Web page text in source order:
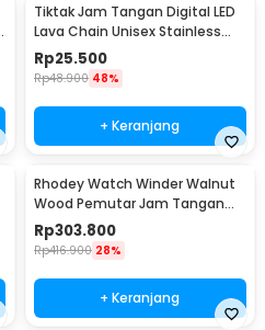
Tiktak Jam Tangan Digital LED
Lava Chain Unisex Stainless
Steel Strap - TK-4
Rp25.500
Rp48.900 48%
+ Keranjang
Rhodey Watch Winder Walnut
Wood Pemutar Jam Tangan
Otomatis 1 Slot - SKW165-B
Rp303.800
Rp416.900 28%
+ Keranjang